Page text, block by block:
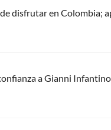
disfrutar en Colombia;
a Gianni